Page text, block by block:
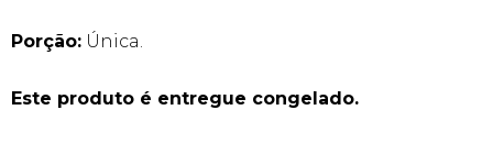
Porção: Única.
Este produto é entregue congelado.